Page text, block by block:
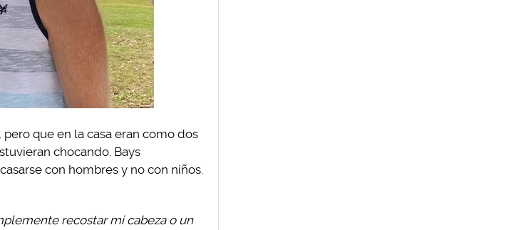
pero que en la casa eran como dos
chocando. Bays
con hombres y no con niños.
recostar mi cabeza o un